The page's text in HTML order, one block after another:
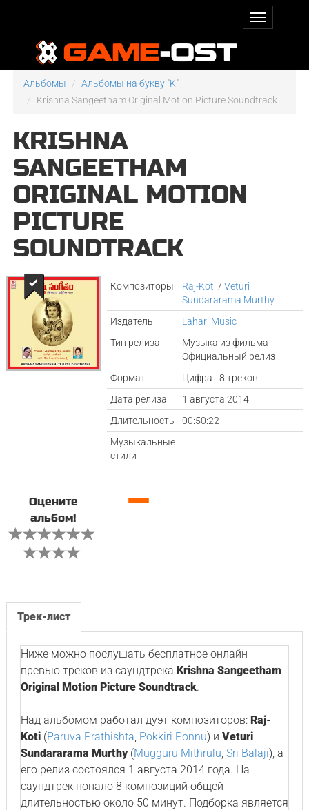
Альбомы
Альбомы на букву "K"
Krishna Sangeetham Original Motion Picture Soundtrack
KRISHNA
SANGEETHAM
ORIGINAL MOTION
PICTURE
SOUNDTRACK
Композиторы Raj-Koti /Veturi
Sundararama Murthy
Издатель
Lahari Music
Тип релиза
Музыка из фильма -
Официальный релиз
Формат
Цифра - 8 треков
Дата релиза
1 августа 2014
Длительность
00:50:22
Музыкальные
стили
Оцените
альбом!
—
Трек-лист
Ниже можно послушать бесплатное онлайн
превью треков из саундтрека Krishna Sangeetham
Original Motion Picture Soundtrack.
Над альбомом работал дуэт композиторов: Raj-
Koti(Paruva Prathishta, Pokkiri Ponnu) и Veturi
Sundararama Murthy(Mugguru Mithrulu, Sri Balaji), а
его релиз состоялся 1 августа 2014 года. На
саундтрек попало 8 композиций общей
длительностью около 50 минут. Подборка является